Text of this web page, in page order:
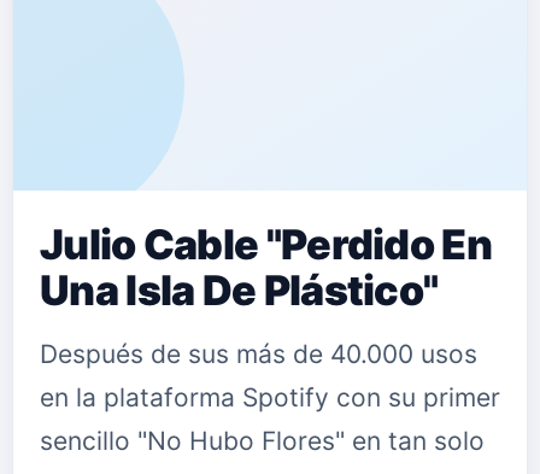
Julio Cable "Perdido En
Una Isla De Plástico"
Después de sus más de 40.000 usos
en la plataforma Spotify con su primer
sencillo "No Hubo Flores" en tan solo